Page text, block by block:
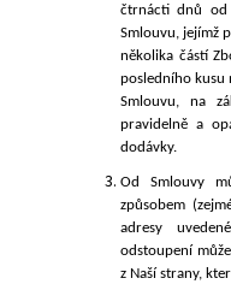
čtrnácti dnů od
Smlouvu, jejímž
několika částí
posledního kusu
Smlouvu, na
pravidelně a
dodávky.
Od Smlouvy
způsobem
adresy
odstoupení
z Naší strany,